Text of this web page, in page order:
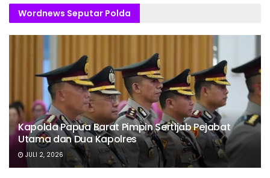
Wordnews Seputar Polda
Kapolda Papua Barat Pimpin Sertijab Pejabat
Utama dan Dua Kapolres
JULI 2, 2026